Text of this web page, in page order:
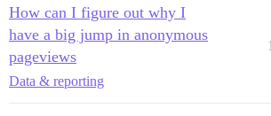
How can I figure out why I
have a big jump in anonymous
pageviews
Data & reporting